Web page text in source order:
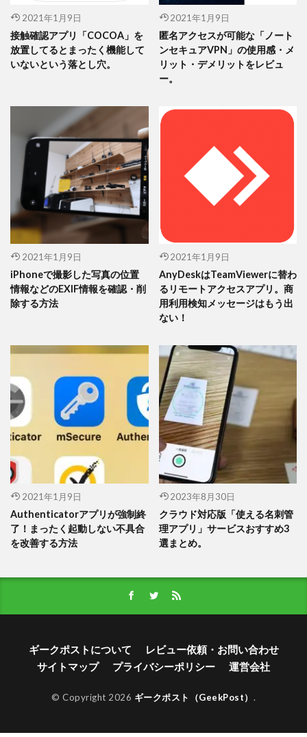
2021年1月9日
接触確認アプリ「COCOA」を
放置してるとまったく機能して
いないという落とし穴。
2021年1月9日
匿名アクセスが可能な「ノート
ンセキュアVPN」の使用感・メ
リット・デメリットをレビュ
ー。
2021年1月9日
iPhoneで撮影した写真の位置
情報などのEXIF情報を確認・削
除する方法
2021年1月9日
AnyDeskはTeamViewerに替わ
るリモートアクセスアプリ。商
用利用検知メッセージはもう出
ない！
2021年1月9日
Authenticatorアプリが強制終
了！まったく起動しない不具合
を改善する方法
2023年8月30日
クラウド対応版「使える名刺管
理アプリ」サービスおすすめ3
選まとめ。
ギークポストについて
レビュー依頼・お問い合わせ
サイトマップ
プライバシーポリシー 運営会社
© Copyright 2026 ギークポスト（GeekPost） .